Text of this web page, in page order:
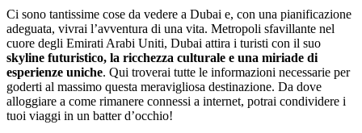
Ci sono tantissime cose da vedere a Dubai e, con una pianificazione
adeguata, vivrai l’avventura di una vita. Metropoli sfavillante nel
cuore degli Emirati Arabi Uniti, Dubai attira i turisti con il suo
skyline futuristico, la ricchezza culturale e una miriade di
esperienze uniche. Qui troverai tutte le informazioni necessarie per
goderti al massimo questa meravigliosa destinazione. Da dove
alloggiare a come rimanere connessi a internet, potrai condividere i
tuoi viaggi in un batter d’occhio!